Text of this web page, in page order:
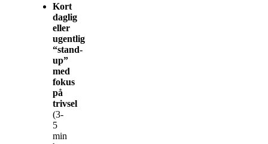
Kort
daglig
eller
ugentlig
“stand-
up”
med
fokus
på
trivsel
(3-
5
min